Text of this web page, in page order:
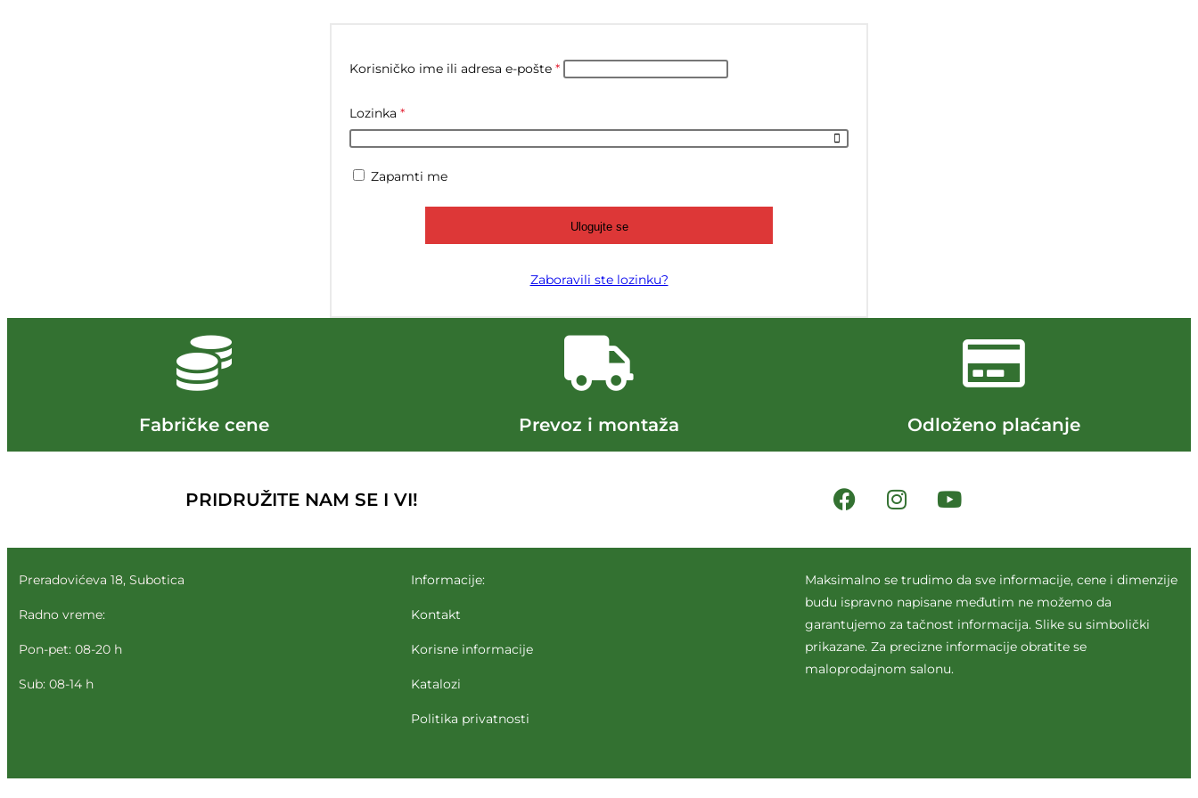
Korisničko ime ili adresa e-pošte *
Lozinka *
Zapamti me
Ulogujte se
Zaboravili ste lozinku?
Fabričke cene Prevoz i montaža Odloženo plaćanje
PRIDRUŽITE NAM SE I VI!
Preradovićeva 18, Subotica
Radno vreme:
Pon-pet: 08-20 h
Sub: 08-14 h
Informacije:
Kontakt
Korisne informacije
Katalozi
Politika privatnosti
Maksimalno se trudimo da sve informacije, cene i dimenzije
budu ispravno napisane međutim ne možemo da
garantujemo za tačnost informacija. Slike su simbolički
prikazane. Za precizne informacije obratite se
maloprodajnom salonu.